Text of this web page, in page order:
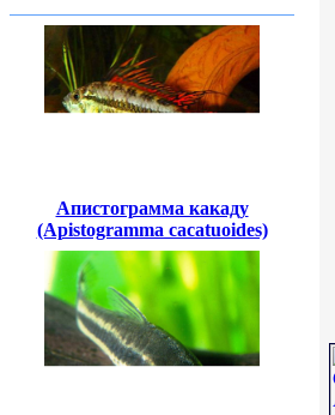
Апистограмма какаду
(Apistogramma cacatuoides)